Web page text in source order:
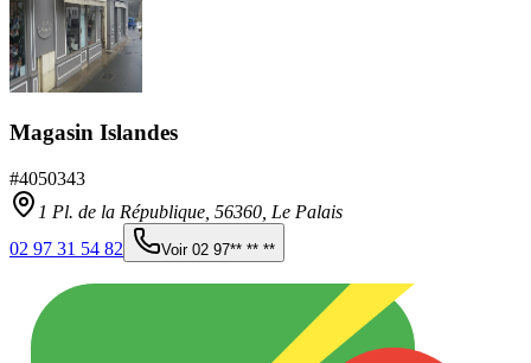
Magasin Islandes
#4050343
1 Pl. de la République, 56360 Le Palais
02 97 31 54 82
Voir 02 97** ** **